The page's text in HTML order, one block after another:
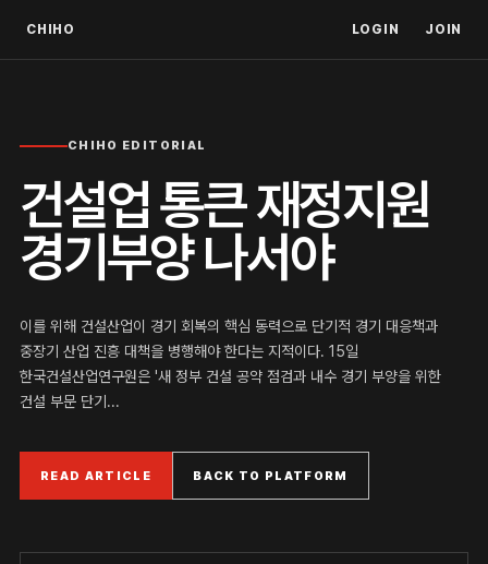
CHIHO LOGIN JOIN
CHIHO EDITORIAL
건설업 통큰 재정지원
경기부양 나서야
이를 위해 건설산업이 경기 회복의 핵심 동력으로 단기적 경기 대응책과
중장기 산업 진흥 대책을 병행해야 한다는 지적이다. 15일
한국건설산업연구원은 '새 정부 건설 공약 점검과 내수 경기 부양을 위한
건설 부문 단기...
READ ARTICLE BACK TO PLATFORM